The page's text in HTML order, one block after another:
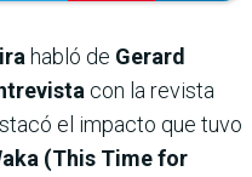
habló de Gerard
con la revista
el impacto que tuvo
(This Time for